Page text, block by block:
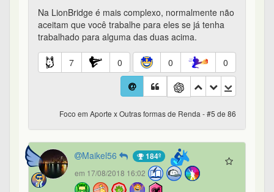
Na LionBridge é mais complexo, normalmente não
aceitam que você trabalhe para eles se já tenha
trabalhado para alguma das duas acima.
7 0 0 0
Foco em Aporte x Outras formas de Renda - #5 de 86
Maikel56 184º
em 17/08/2018 16:02